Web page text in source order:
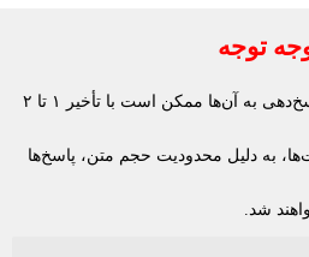
توجه
به علت حجم بالای کامنت‌ها، پاسخ‌دهی به آن‌ها ممکن است با تأخیر ۱ تا ۲
به دلیل محدودیت حجم متن، پاسخ‌ها
شد.